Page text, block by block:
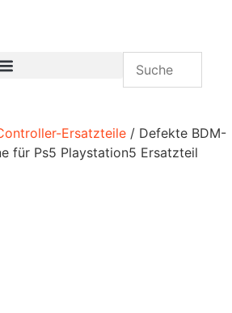
Ersatzteile / Defekte BDM-
für Ps5 Playstation5 Ersatzteil